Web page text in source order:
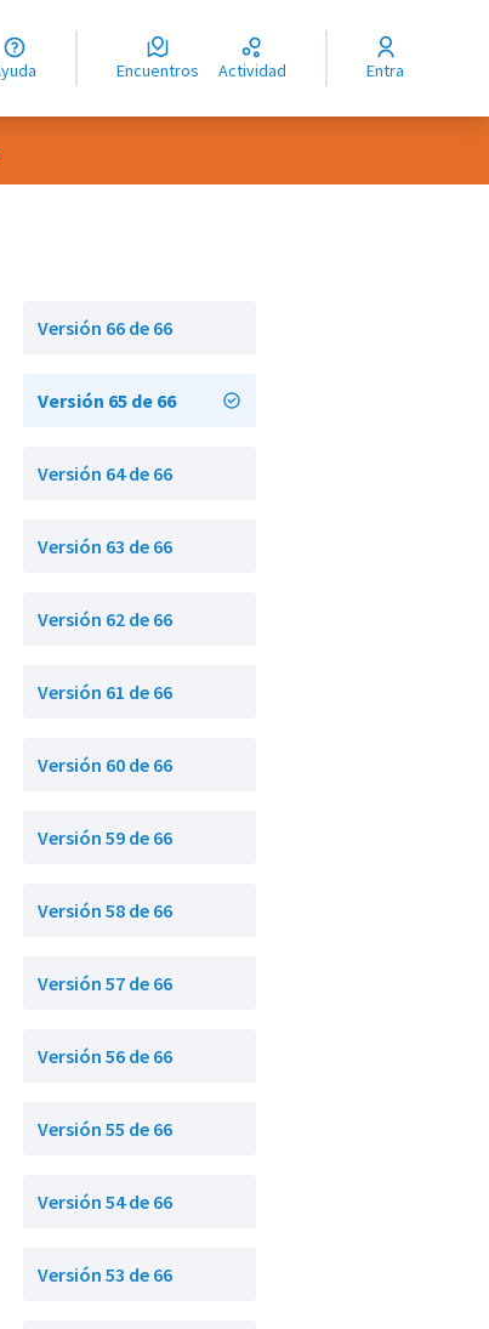
Ayuda Encuentros Actividad Entra
Versión 66 de 66
Versión 65 de 66
Versión 64 de 66
Versión 63 de 66
Versión 62 de 66
Versión 61 de 66
Versión 60 de 66
Versión 59 de 66
Versión 58 de 66
Versión 57 de 66
Versión 56 de 66
Versión 55 de 66
Versión 54 de 66
Versión 53 de 66